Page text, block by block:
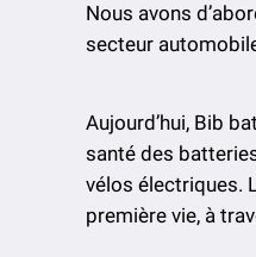
Nous avons
secteur
Aujourd’hui, Bib
santé des
vélos électriques.
première vie, à